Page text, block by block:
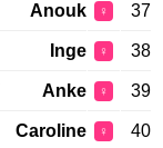
37
♀
Anouk
38
♀
Inge
39
♀
Anke
40
♀
Caroline